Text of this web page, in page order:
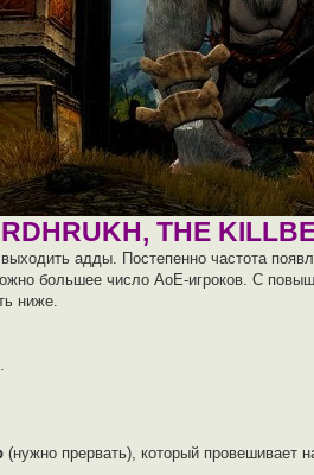
THE
адды. Постепенно частота
большее число АоЕ-игроков. С
ниже.
(нужно прервать), который провешивает